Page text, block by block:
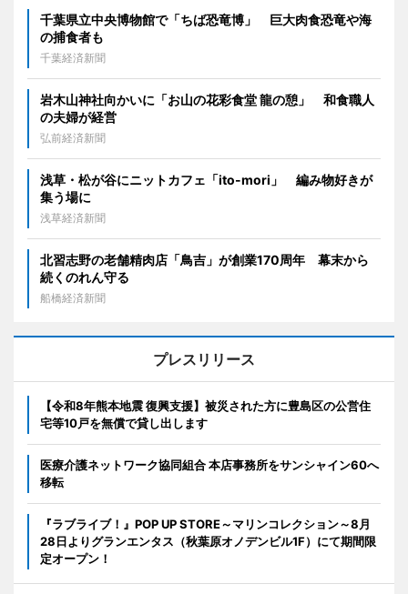
千葉県立中央博物館で「ちば恐竜博」 巨大肉食恐竜や海
の捕食者も
千葉経済新聞
岩木山神社向かいに「お山の花彩食堂 龍の憩」 和食職人
の夫婦が経営
弘前経済新聞
浅草・松が谷にニットカフェ「ito-mori」 編み物好きが
集う場に
浅草経済新聞
北習志野の老舗精肉店「鳥吉」が創業170周年 幕末から
続くのれん守る
船橋経済新聞
プレスリリース
【令和8年熊本地震 復興支援】被災された方に豊島区の公営住
宅等10戸を無償で貸し出します
医療介護ネットワーク協同組合 本店事務所をサンシャイン60へ
移転
『ラブライブ！』POP UP STORE～マリンコレクション～8月
28日よりグランエンタス（秋葉原オノデンビル1F）にて期間限
定オープン！